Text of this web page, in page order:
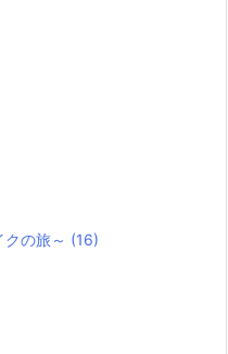
の旅～ (16)